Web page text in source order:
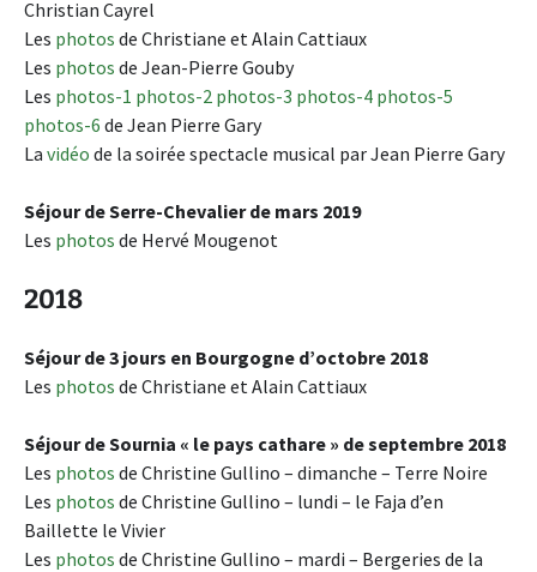
Christian Cayrel
Les photos de Christiane et Alain Cattiaux
Les photos de Jean-Pierre Gouby
Les photos-1 photos-2 photos-3 photos-4 photos-5
photos-6 de Jean Pierre Gary
La vidéo de la soirée spectacle musical par Jean Pierre Gary
Séjour de Serre-Chevalier de mars 2019
Les photos de Hervé Mougenot
2018
Séjour de 3 jours en Bourgogne d’octobre 2018
Les photos de Christiane et Alain Cattiaux
Séjour de Sournia « le pays cathare » de septembre 2018
Les photos de Christine Gullino – dimanche – Terre Noire
Les photos de Christine Gullino – lundi – le Faja d’en
Baillette le Vivier
Les photos de Christine Gullino – mardi – Bergeries de la